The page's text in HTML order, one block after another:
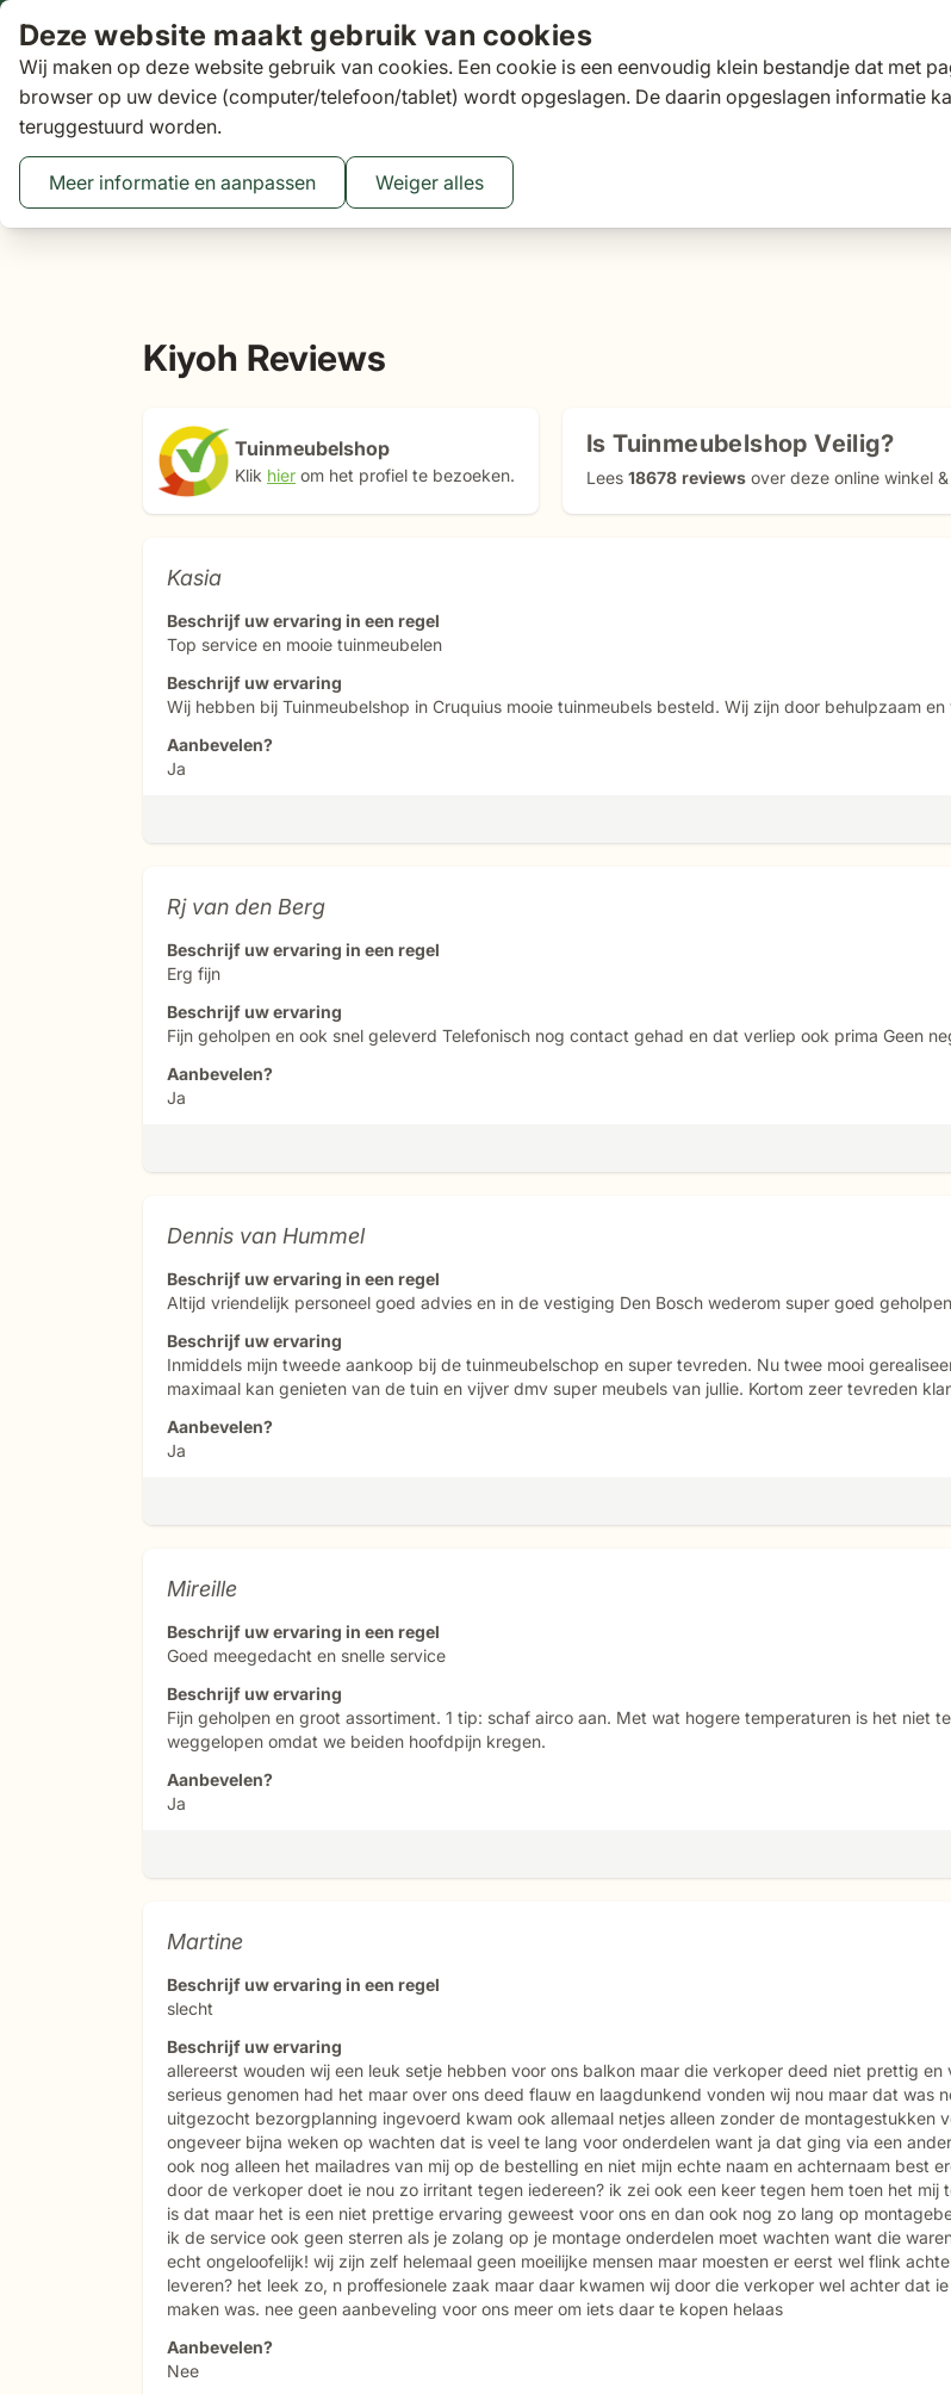
Deze website maakt gebruik van cookies
Wij maken op deze website gebruik van cookies. Een cookie is een eenvoudig klein bestandje dat met
browser op uw device (computer/telefoon/tablet) wordt opgeslagen. De daarin opgeslagen informatie
teruggestuurd worden.
Meer informatie en aanpassen Weiger alles
Ga naar de inhoud
Zoeken
AanbiedingenTuinsets
Toggle submenu for Tuinsets
Toggle submenu for Loungesets
Toggle submenu for Tuinstoelen
Binnen 3 dagengratis bezorgd 16 XXL Experience Stores
Kiyoh Reviews
Tuinmeubelshop
Klik hier om het profiel te bezoeken.
IsTuinmeubelshop Veilig?
Lees 18678 reviews over deze online winkel
Kasia
Beschrijf uw ervaring in een regel
Top service en mooie tuinmeubelen
Beschrijf uw ervaring
Wij hebben bij Tuinmeubelshop in Cruquius mooie tuinmeubels besteld. Wij zijn door behulpzaam
Aanbevelen?
Ja
Rj van den Berg
Beschrijf uw ervaring in een regel
Erg fijn
Beschrijf uw ervaring
Fijn geholpen en ook snel geleverd Telefonisch nog contact gehad en dat verliep ook prima Geen
Aanbevelen?
Ja
Dennis van Hummel
Beschrijf uw ervaring in een regel
Altijd vriendelijk personeel goed advies en in de vestiging Den Bosch wederom super goed geholpen
Beschrijf uw ervaring
Inmiddels mijn tweede aankoop bij de tuinmeubelschop en super tevreden. Nu twee mooi
maximaal kan genieten van de tuin en vijver dmv super meubels van jullie. Kortom zeer tevreden
Aanbevelen?
Ja
Mireille
Beschrijf uw ervaring in een regel
Goed meegedacht en snelle service
Beschrijf uw ervaring
Fijn geholpen en groot assortiment. 1 tip: schaf airco aan. Met wat hogere temperaturen is het niet
weggelopen omdat we beiden hoofdpijn kregen.
Aanbevelen?
Ja
Martine
Beschrijf uw ervaring in een regel
slecht
Beschrijf uw ervaring
allereerst wouden wij een leuk setje hebben voor ons balkon maar die verkoper deed niet prettig en
serieus genomen had het maar over ons deed flauw en laagdunkend vonden wij nou maar dat was
uitgezocht bezorgplanning ingevoerd kwam ook allemaal netjes alleen zonder de montagestukken
ongeveer bijna weken op wachten dat is veel te lang voor onderdelen want ja dat ging via een
ook nog alleen het mailadres van mij op de bestelling en niet mijn echte naam en achternaam best
door de verkoper doet ie nou zo irritant tegen iedereen? ik zei ook een keer tegen hem toen het mij
is dat maar het is een niet prettige ervaring geweest voor ons en dan ook nog zo lang op
ik de service ook geen sterren als je zolang op je montage onderdelen moet wachten want die
echt ongeloofelijk! wij zijn zelf helemaal geen moeilijke mensen maar moesten er eerst wel flink
leveren? het leek zo, n proffesionele zaak maar daar kwamen wij door die verkoper wel achter dat
maken was. nee geen aanbeveling voor ons meer om iets daar te kopen helaas
Aanbevelen?
Nee